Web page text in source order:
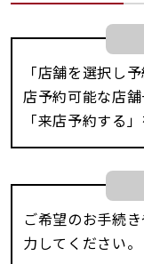
「店舗を選択し
店予約可能な店
「来店予約する
ご希望のお手続
力してください。